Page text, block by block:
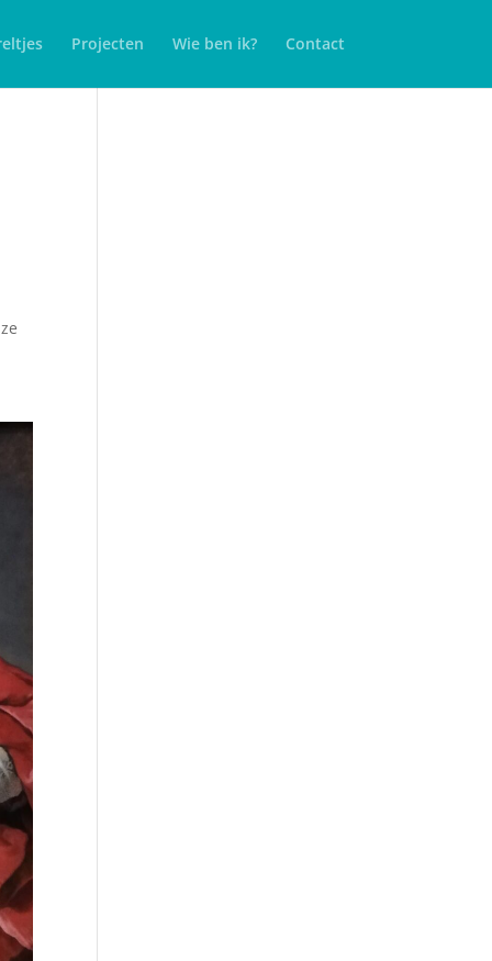
Projecten Wie ben ik? Contact